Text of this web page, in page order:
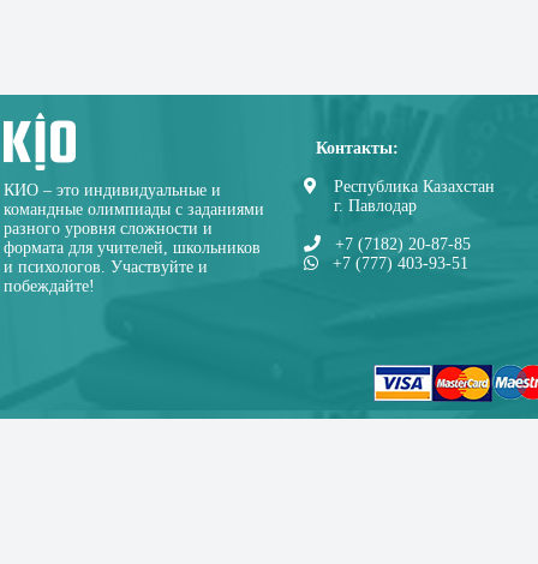
КИО – это индивидуальные и
командные олимпиады с заданиями
разного уровня сложности и
формата для учителей, школьников
и психологов. Участвуйте и
побеждайте!
Контакты:
Республика Казахстан
г. Павлодар
+7 (7182) 20-87-85
+7 (777) 403-93-51